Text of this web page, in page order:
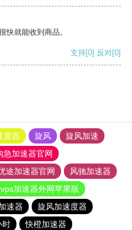
快就能收到商品。
支持[0] 反对[0]
度器 旋风
旋风加速
急加速器官网
途加速器官网
风驰加速器
加速器外网苹果版
速器
旋风加速度器
时
快橙加速器